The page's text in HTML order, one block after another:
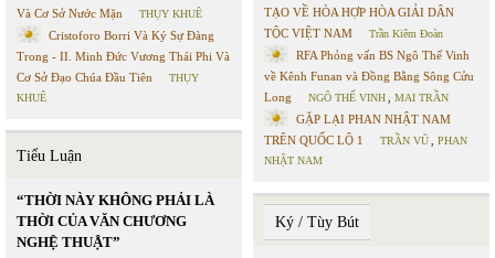
Và Cơ Sở Nước Mặn
THỤY KHUÊ
Cristoforo Borri Và Ký Sự Đàng
Trong - II. Minh Đức Vương Thái Phi Và
Cơ Sở Đạo Chúa Đầu Tiên
THỤY
KHUÊ
Tiểu Luận
“THỜI NÀY KHÔNG PHẢI LÀ
THỜI CỦA VĂN CHƯƠNG
NGHỆ THUẬT”
TẠO VỀ HÒA HỢP HÒA GIẢI DÂN
TỘC VIỆT NAM
Trần Kiêm Đoàn
RFA Phỏng vấn BS Ngô Thế Vinh
về Kênh Funan và Đồng Bằng Sông Cửu
Long
NGÔ THẾ VINH MAI TRẦN
GẶP LẠI PHAN NHẬT NAM
TRÊN QUỐC LỘ 1
TRẦN VŨ
PHAN
NHẬT NAM
Ký / Tùy Bút